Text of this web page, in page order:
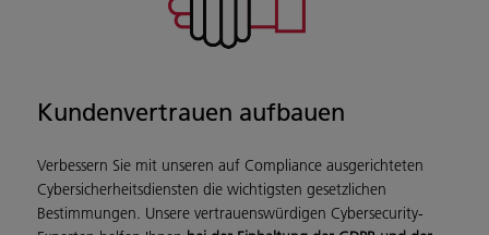
Kundenvertrauen aufbauen
Verbessern Sie mit unseren auf Compliance ausgerichteten
Cybersicherheitsdiensten die wichtigsten gesetzlichen
Bestimmungen. Unsere vertrauenswürdigen Cybersecurity-